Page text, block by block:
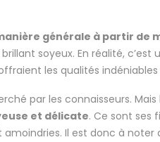
générale à partir de
soyeux. En réalité,
les qualités
par les connaisseurs.
et délicate. Ce sont ses
Il est donc à